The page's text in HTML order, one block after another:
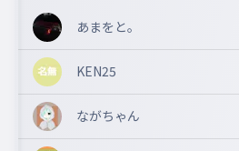
076
みゃ
077 みゅ
みゅ
078 みょ
あまをと。
KEN25
ながちゃん